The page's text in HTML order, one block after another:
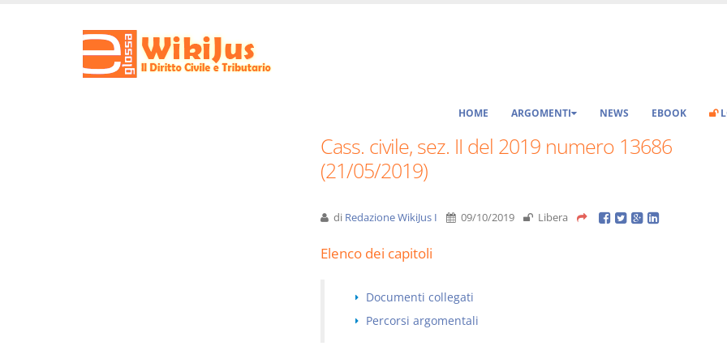
HOME ARGOMENTI NEWS EBOOK
Cass. civile, sez. II del 2019 numero 13686
(21/05/2019)
di Redazione WikiJus I 09/10/2019 Libera
Elenco dei capitoli
Documenti collegati
Percorsi argomentali